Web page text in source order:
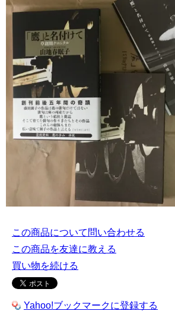
この商品について問い合わせる
この商品を友達に教える
買い物を続ける
Yahoo!ブックマークに登録する